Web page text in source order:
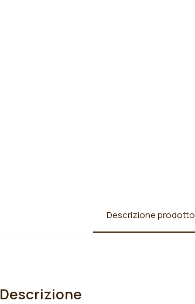
Descrizione prodotto
Descrizione